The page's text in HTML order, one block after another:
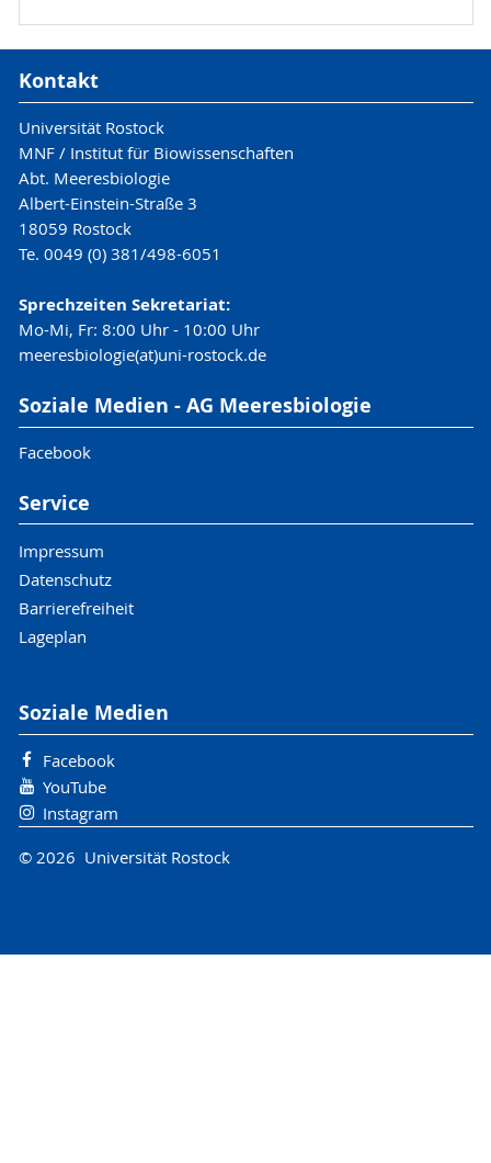
Kontakt
Universität Rostock
MNF / Institut für Biowissenschaften
Abt. Meeresbiologie
Albert-Einstein-Straße 3
18059 Rostock
Te. 0049 (0) 381/498-6051
Sprechzeiten Sekretariat:
Mo-Mi, Fr: 8:00 Uhr - 10:00 Uhr
meeresbiologie(at)uni-rostock.de
Soziale Medien - AG Meeresbiologie
Facebook
Service
Impressum
Datenschutz
Barrierefreiheit
Lageplan
Soziale Medien
Facebook
YouTube
Instagram
© 2026 Universität Rostock